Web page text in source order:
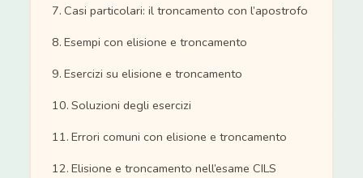
Casi particolari: il troncamento con l’apostrofo
Esempi con elisione e troncamento
Esercizi su elisione e troncamento
Soluzioni degli esercizi
Errori comuni con elisione e troncamento
Elisione e troncamento nell’esame CILS